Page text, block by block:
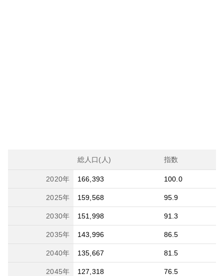
総人口(人) 指数
2020年 166,393 100.0
2025年 159,568 95.9
2030年 151,998 91.3
2035年 143,996 86.5
2040年 135,667 81.5
2045年 127,318 76.5